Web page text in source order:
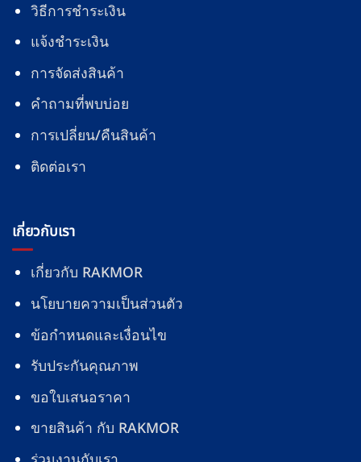
วิธีการชำระเงิน
แจ้งชำระเงิน
การจัดส่งสินค้า
คำถามที่พบบ่อย
การเปลี่ยน/คืนสินค้า
ติดต่อเรา
เกี่ยวกับเรา
เกี่ยวกับ RAKMOR
นโยบายความเป็นส่วนตัว
ข้อกำหนดและเงื่อนไข
รับประกันคุณภาพ
ขอใบเสนอราคา
ขายสินค้า กับ RAKMOR